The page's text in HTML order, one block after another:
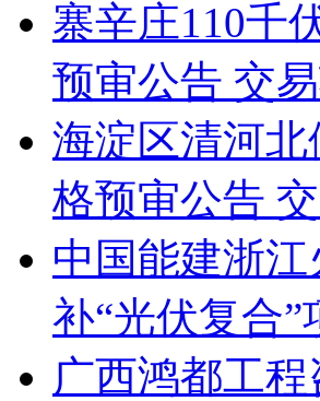
寨辛庄110千
预审公告 交
海淀区清河
格预审公告
中国能建浙
补“光伏复合”
广西鸿都工